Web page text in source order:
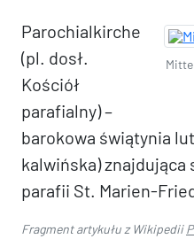
Parochialkirche
(pl. dosł.
Kościół
parafialny) –
barokowa świątynia
kalwińska) znajdująca
parafii St. Marien-
Fragment artykułu z Wikipedii